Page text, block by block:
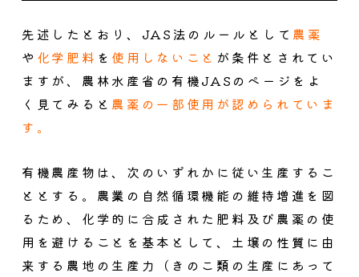
先述したとおり、JAS法のルールとして 農薬
や 化学肥料 を 使用しないこと が条件とされてい
ますが、農林水産省の有機JASのページをよ
く見てみると 農薬の一部使用が認められていま
す。
有機農産物は、次のいずれかに従い生産するこ
ととする。農業の自然循環機能の維持増進を図
るため、化学的に合成された肥料及び農薬の使
用を避けることを基本として、土壌の性質に由
来する農地の生産力（きのこ類の生産にあって